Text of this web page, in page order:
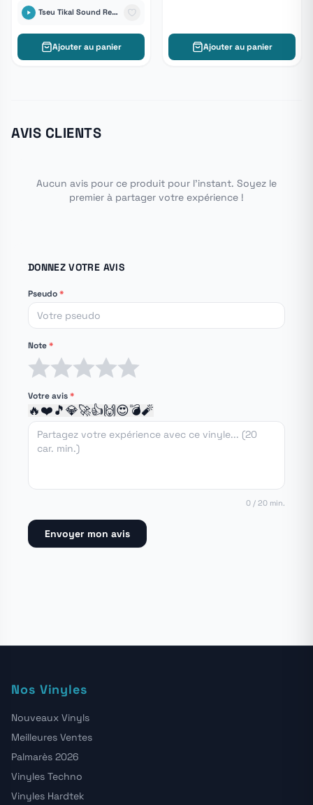
Tseu Tikal Sound Records
Ajouter au panier Ajouter au panier
AVIS CLIENTS
Aucun avis pour ce produit pour l'instant. Soyez le
premier à partager votre expérience !
DONNEZ VOTRE AVIS
Pseudo*
Note*
Votre avis*
🔥❤️🎵💎🚀👍🙌😍💣🧨
0 / 20 min.
Envoyer mon avis
Nos Vinyles
Nouveaux Vinyls
Meilleures Ventes
Palmarès 2026
Vinyles Techno
Vinyles Hardtek